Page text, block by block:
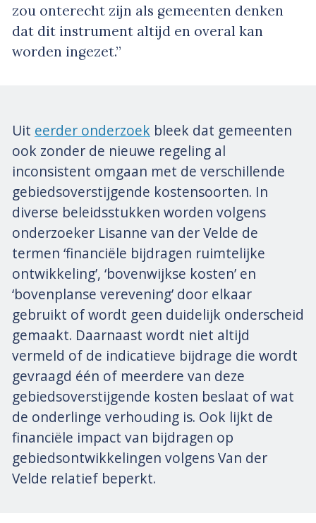
zou onterecht zijn als gemeenten denken
dat dit instrument altijd en overal kan
worden ingezet.”
Uit eerder onderzoek bleek dat gemeenten
ook zonder de nieuwe regeling al
inconsistent omgaan met de verschillende
gebiedsoverstijgende kostensoorten. In
diverse beleidsstukken worden volgens
onderzoeker Lisanne van der Velde de
termen ‘financiële bijdragen ruimtelijke
ontwikkeling’, ‘bovenwijkse kosten’ en
‘bovenplanse verevening’ door elkaar
gebruikt of wordt geen duidelijk onderscheid
gemaakt. Daarnaast wordt niet altijd
vermeld of de indicatieve bijdrage die wordt
gevraagd één of meerdere van deze
gebiedsoverstijgende kosten beslaat of wat
de onderlinge verhouding is. Ook lijkt de
financiële impact van bijdragen op
gebiedsontwikkelingen volgens Van der
Velde relatief beperkt.